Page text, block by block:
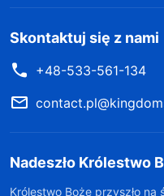
Skontaktuj się z nami
+48-533-561-134
Nadeszło Królestwo
Królestwo Boże przyszło